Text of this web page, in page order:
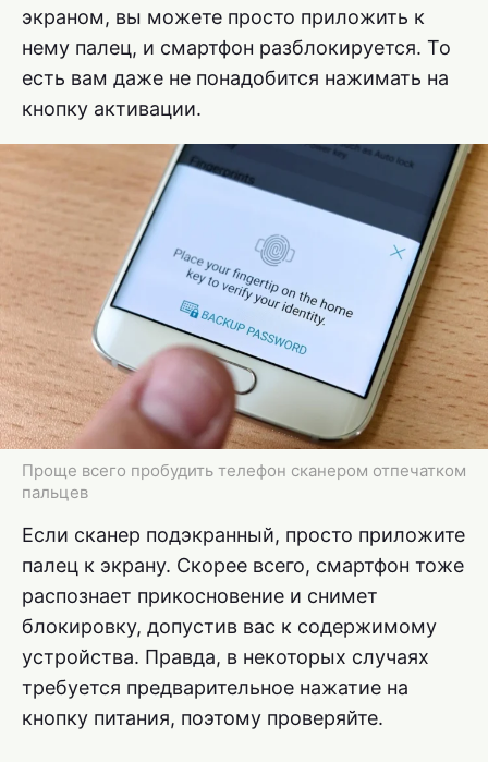
экраном, вы можете просто приложить к
нему палец, и смартфон разблокируется. То
есть вам даже не понадобится нажимать на
кнопку активации.
Проще всего пробудить телефон сканером отпечатком
пальцев
Если сканер подэкранный, просто приложите
палец к экрану. Скорее всего, смартфон тоже
распознает прикосновение и снимет
блокировку, допустив вас к содержимому
устройства. Правда, в некоторых случаях
требуется предварительное нажатие на
кнопку питания, поэтому проверяйте.